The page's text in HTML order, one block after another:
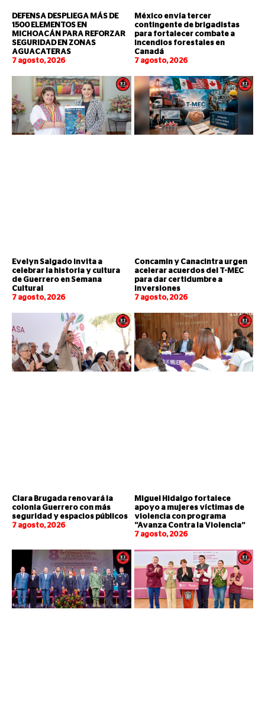
DEFENSA DESPLIEGA MÁS DE
1500 ELEMENTOS EN
MICHOACÁN PARA REFORZAR
SEGURIDAD EN ZONAS
AGUACATERAS
7 agosto, 2026
México envía tercer
contingente de brigadistas
para fortalecer combate a
incendios forestales en
Canadá
7 agosto, 2026
Evelyn Salgado invita a
celebrar la historia y cultura
de Guerrero en Semana
Cultural
7 agosto, 2026
Concamin y Canacintra urgen
acelerar acuerdos del T-MEC
para dar certidumbre a
inversiones
7 agosto, 2026
Clara Brugada renovará la
colonia Guerrero con más
seguridad y espacios públicos
7 agosto, 2026
Miguel Hidalgo fortalece
apoyo a mujeres víctimas de
violencia con programa
“Avanza Contra la Violencia”
7 agosto, 2026